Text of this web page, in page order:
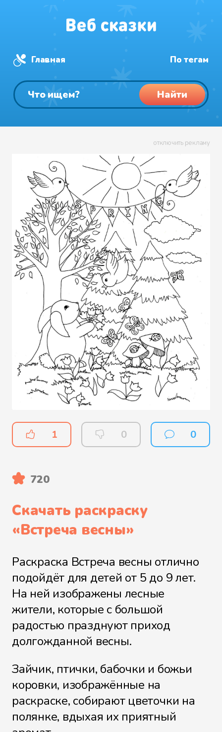
Главная По тегам
Найти
отключить рекламу
1 0 0
720
Скачать раскраску
«Встреча весны»
Раскраска Встреча весны отлично
подойдёт для детей от 5 до 9 лет.
На ней изображены лесные
жители, которые с большой
радостью празднуют приход
долгожданной весны.
Зайчик, птички, бабочки и божьи
коровки, изображённые на
раскраске, собирают цветочки на
полянке, вдыхая их приятный